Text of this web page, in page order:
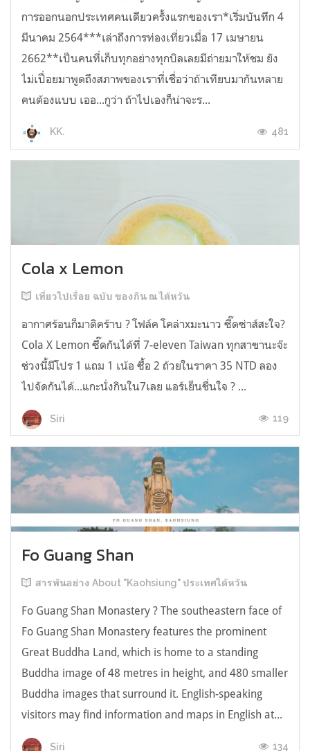
การออกนอกประเทศคนเดียวครั้งแรกของเรา*เริ่มบันทึก 4
มีนาคม 2564***เล่าถึงการท่องเที่ยวเมื่อ 17 เมษายน
2662**เป็นคนที่เก็บทุกอย่างทุกบิลเลยมีถ่ายมาให้ชม ยัง
ไม่เปื่อยมาพูดถึงสภาพของเราที่เชื่อว่าถ้าเทียบมากันหลาย
คนต้องแบบ เออ...กูว่า ถ้าไปเองก็น่าจะร...
KK. 481
Cola x Lemon
เที่ยวไปเรื่อย ฉบับ ของกิน ณ ไต้หวัน
อากาศร้อนก็มาดิคร้าบ ? โฟล์ค โคล่าxมะนาว ซี๊ดซ่าส์สะใจ?
Cola X Lemon ซี๊ดกันได้ที่ 7-eleven Taiwan ทุกสาขานะจ๊ะ
ช่วงนี้มีโปร 1 แถม 1 เน้อ ซื้อ 2 ถ้วยในราคา 35 NTD ลอง
ไปจัดกันได้...แกะนั่งกินใน7เลย แอร์เย็นชื่นใจ ? ...
Siri 119
Fo Guang Shan
สารพันอย่าง About "Kaohsiung" ประเทศไต้หวัน
Fo Guang Shan Monastery ? The southeastern face of
Fo Guang Shan Monastery features the prominent
Great Buddha Land, which is home to a standing
Buddha image of 48 metres in height, and 480 smaller
Buddha images that surround it. English-speaking
visitors may find information and maps in English at...
Siri 134